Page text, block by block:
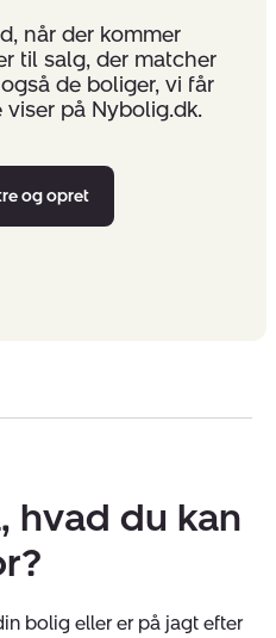
når der kommer
til salg, der matcher
de boliger, vi får
viser på Nybolig.dk.
og opret
hvad du kan
bolig eller er på jagt efter